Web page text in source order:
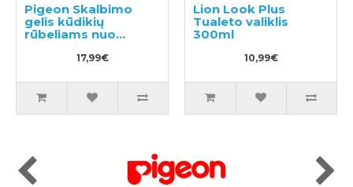
Pigeon Skalbimo
gelis kūdikių
rūbeliams nuo
gimimo 600ml
17,99€
Lion Look Plus
Tualeto valiklis
300ml
10,99€